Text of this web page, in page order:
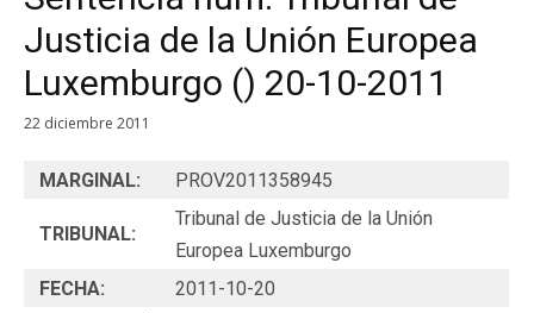
Justicia de la Unión Europea
Luxemburgo () 20-10-2011
22 diciembre 2011
MARGINAL: PROV2011358945
TRIBUNAL:
Tribunal de Justicia de la Unión
Europea Luxemburgo
FECHA:
2011-10-20